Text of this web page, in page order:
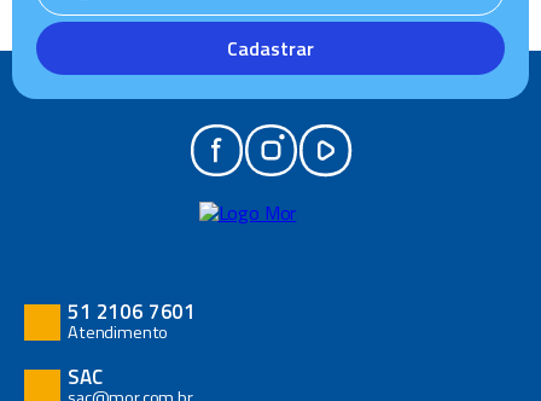
Cadastrar
51 2106 7601
Atendimento
SAC